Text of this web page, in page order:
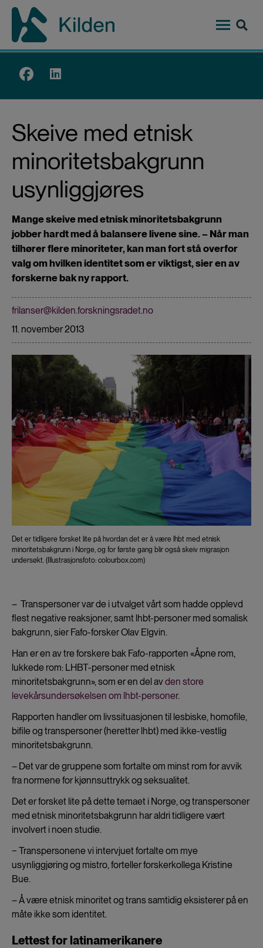
Hopp
hovedinnhold
Top
Skeive med etnisk
minoritetsbakgrunn
usynliggjøres
Mange skeive med etnisk minoritetsbakgrunn
jobber hardt med å balansere livene sine. – Når man
tilhører flere minoriteter, kan man fort stå overfor
valg om hvilken identitet som er viktigst, sier en av
forskerne bak ny rapport.
frilanser@kilden.forskningsradet.no
11. november 2013
Det er tidligere forsket lite på hvordan det er å være lhbt med etnisk
minoritetsbakgrunn i Norge, og for første gang blir også skeiv migrasjon
undersøkt. (Illustrasjonsfoto: colourbox.com)
– Transpersoner var de i utvalget vårt som hadde opplevd
flest negative reaksjoner, samt lhbt-personer med somalisk
bakgrunn, sier Fafo-forsker Olav Elgvin.
Han er en av tre forskere bak Fafo-rapporten «Åpne rom,
lukkede rom: LHBT-personer med etnisk
minoritetsbakgrunn», som er en del avden store
levekårsundersøkelsen om lhbt-personer.
Rapporten handler om livssituasjonen til lesbiske, homofile,
bifile og transpersoner (heretter lhbt) med ikke-vestlig
minoritetsbakgrunn.
– Det var de gruppene som fortalte om minst rom for avvik
fra normene for kjønnsuttrykk og seksualitet.
Det er forsket lite på dette temaet i Norge, og transpersoner
med etnisk minoritetsbakgrunn har aldri tidligere vært
involvert i noen studie.
− Transpersonene vi intervjuet fortalte om mye
usynliggjøring og mistro, forteller forskerkollega Kristine
Bue.
– Å være etnisk minoritet og trans samtidig eksisterer på en
måte ikke som identitet.
Lettest for latinamerikanere